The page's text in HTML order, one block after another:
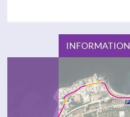
INFORMATION